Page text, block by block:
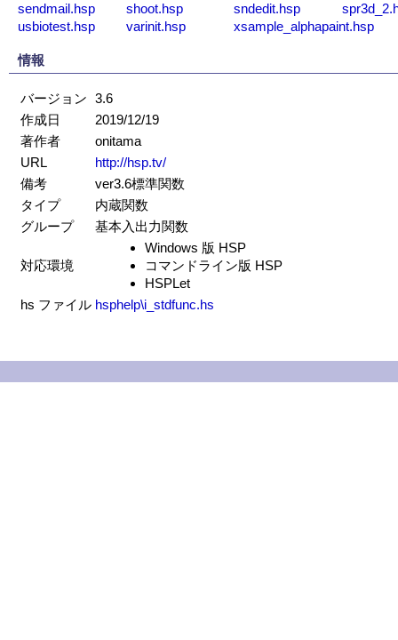
sendmail.hsp
shoot.hsp sndedit.hsp
usbiotest.hsp
varinit.hsp xsample_alphapaint.hsp
情報
バージョン 3.6
作成日
2019/12/19
著作者
onitama
URL
http://hsp.tv/
備考
ver3.6標準関数
タイプ
内蔵関数
グループ
基本入出力関数
対応環境
Windows 版 HSP
コマンドライン版 HSP
HSPLet
hs ファイル hsphelp\i_stdfunc.hs